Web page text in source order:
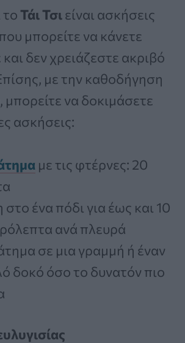
το Τάι Τσιείναι ασκήσεις
μπορείτε να κάνετε
δεν χρειάζεστε ακριβό
με την καθοδήγηση
μπορείτε να δοκιμάσετε
ασκήσεις:
με τις φτέρνες: 20
ένα πόδι για έως και 10
ανά πλευρά
σε μια γραμμή ή έναν
δοκό όσο το δυνατόν πιο